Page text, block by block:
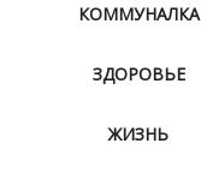
КОММУНАЛКА
ЗДОРОВЬЕ
ЖИЗНЬ